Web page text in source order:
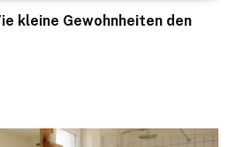
kleine Gewohnheiten den